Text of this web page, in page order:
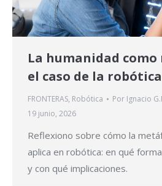
La humanidad
el caso de la robótica
FRONTERAS, Robótica Por Ignacio
19 junio, 2026
Reflexiono sobre cómo la
aplica en robótica: en qué
y con qué implicaciones.